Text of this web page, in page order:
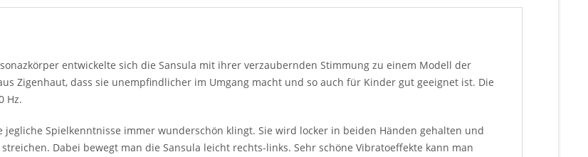
entwickelte sich die Sansula mit ihrer verzaubernden Stimmung zu einem Modell der
Zigenhaut, dass sie unempfindlicher im Umgang macht und so auch für Kinder gut geeignet ist. Die
Hz.
Spielkenntnisse immer wunderschön klingt. Sie wird locker in beiden Händen gehalten und
Dabei bewegt man die Sansula leicht rechts-links. Sehr schöne Vibratoeffekte kann man